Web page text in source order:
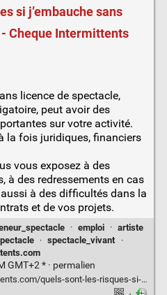
si j’embauche sans
Cheque Intermittents
licence de spectacle,
peut avoir des
sur votre activité.
la fois juridiques, financiers
vous exposez à des
à des redressements en cas
à des difficultés dans la
et de vos projets.
· emploi · artiste
· spectacle_vivant
·
GMT+2 * · permalien
les-risques-si-jembauche-sans-licence-de-spectacle/